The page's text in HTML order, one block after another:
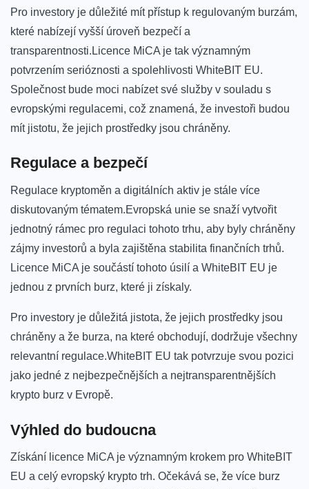
Pro investory je důležité mít přístup k regulovaným burzám,
které nabízejí vyšší úroveň bezpečí a⁤
transparentnosti.Licence MiCA je‌ tak významným
potvrzením serióznosti a spolehlivosti WhiteBIT EU.
Společnost bude moci nabízet své služby v⁢ souladu s
evropskými regulacemi, což znamená, že investoři budou
mít jistotu, že jejich ⁤prostředky jsou chráněny.
Regulace a bezpečí
Regulace kryptoměn a digitálních aktiv je stále ‍více
diskutovaným tématem.Evropská unie se snaží vytvořit ​
jednotný rámec pro regulaci tohoto trhu, aby byly ⁤chráněny
zájmy investorů a ⁢byla zajištěna stabilita finančních trhů.
Licence⁢ MiCA​ je součástí tohoto‌ úsilí ‍a WhiteBIT EU je
jednou z prvních burz, které​ ji získaly.
Pro investory je důležitá jistota, že jejich prostředky jsou⁤
chráněny a že burza,⁣ na které obchodují, dodržuje všechny
relevantní⁣ regulace.WhiteBIT EU tak potvrzuje ​svou pozici
jako⁤ jedné z⁣ nejbezpečnějších a nejtransparentnějších
krypto burz v ⁢Evropě.
Výhled do budoucna
Získání licence⁣ MiCA je významným krokem pro WhiteBIT
EU a celý evropský krypto⁣ trh. ⁣Očekává⁣ se, že více burz